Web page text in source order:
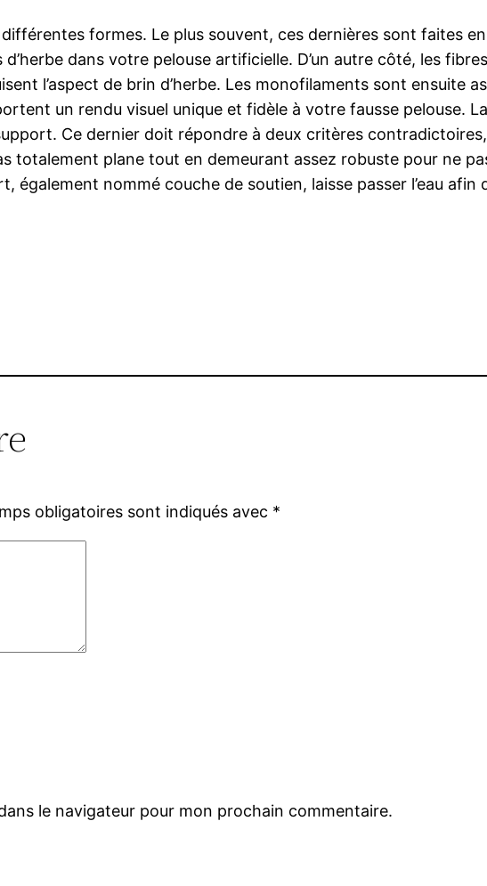
formes. Le plus souvent, ces dernières sont faites
dans votre pelouse artificielle. D’un autre côté, les
l’aspect de brin d’herbe. Les monofilaments sont ensuite
un rendu visuel unique et fidèle à votre fausse pelouse.
Ce dernier doit répondre à deux critères
totalement plane tout en demeurant assez robuste pour ne
nommé couche de soutien, laisse passer l’eau afin
obligatoires sont indiqués avec *
le navigateur pour mon prochain commentaire.